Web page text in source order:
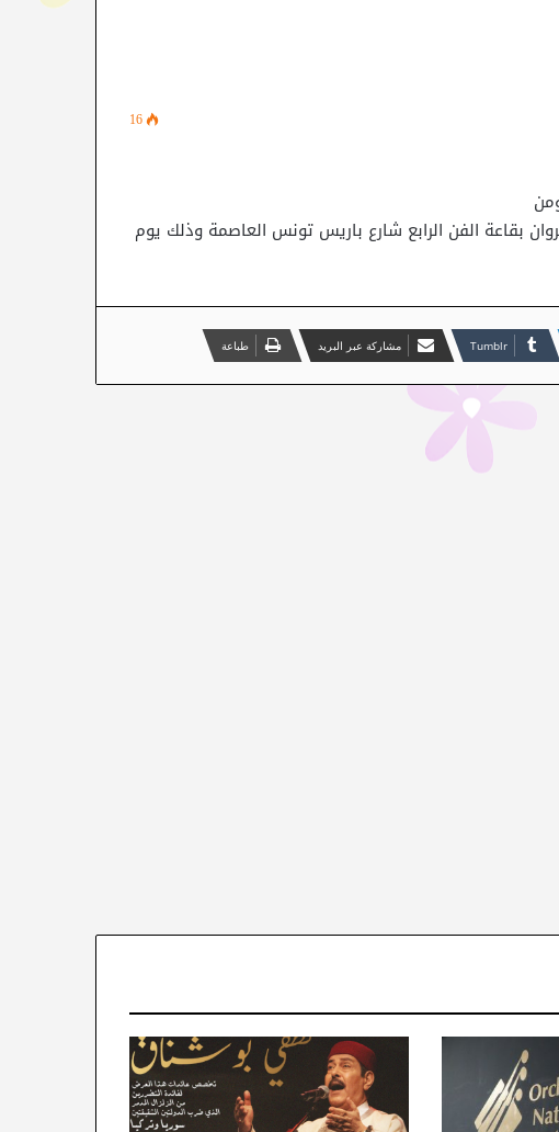
16
بقاعة الفن الرابع شارع باريس تونس العاصمة وذلك يوم
مشاركة عبر البريد طباعة